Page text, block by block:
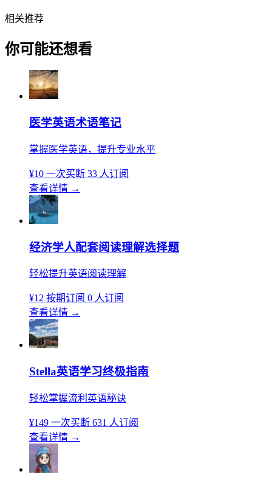
相关推荐
你可能还想看
医学英语术语笔记
掌握医学英语，提升专业水平
¥10 一次买断 33 人订阅
查看详情 →
经济学人配套阅读理解选择题
轻松提升英语阅读理解
¥12 按期订阅 0 人订阅
查看详情 →
Stella英语学习终极指南
轻松掌握流利英语秘诀
¥149 一次买断 631 人订阅
查看详情 →